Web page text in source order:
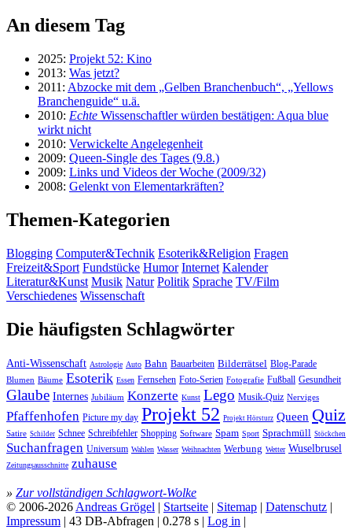
An diesem Tag
2025: Projekt 52: Kino
2013: Was jetzt?
2011: Abzocke mit dem „Gelben Branchenbuch“, „Yellows
Branchenguide“ u.ä.
2010: Echte Wissenschaftler würden bestätigen: Aqua blue
wirkt nicht
2010: Verwickelte Angelegenheit
2009: Queen-Single des Tages (9.8.)
2009: Links und Videos der Woche (2009/32)
2008: Gelenkt von Elementarkräften?
Themen-Kategorien
Blogging Computer&Technik Esoterik&Religion Fragen
Freizeit&Sport Fundstücke Humor Internet Kalender
Literatur&Kunst Musik Natur Politik Sprache TV/Film
Verschiedenes Wissenschaft
Die häufigsten Schlagwörter
Anti-Wissenschaft Astrologie Auto Bahn Bauarbeiten Bilderrätsel Blog-Parade
Blumen Bäume Esoterik Essen Fernsehen Foto-Serien Fotografie Fußball Gesundheit
Glaube Internes Jubiläum Konzerte Kunst Lego Musik-Quiz Nerviges
Pfaffenhofen Picture my day Projekt 52 Projekt Hörsturz Queen Quiz
Satire Schilder Schnee Schreibfehler Shopping Software Spam Sport Sprachmüll Stöckchen
Suchanfragen Universum Wahlen Wasser Weihnachten Werbung Wetter Wuselbrusel
Zeitungsausschnitte zuhause
» Zur vollständigen Schlagwort-Wolke
© 2006-2026 Andreas Grögel | Startseite | Sitemap | Datenschutz |
Impressum | 43 DB-Abfragen | 0.278 s | Log in |